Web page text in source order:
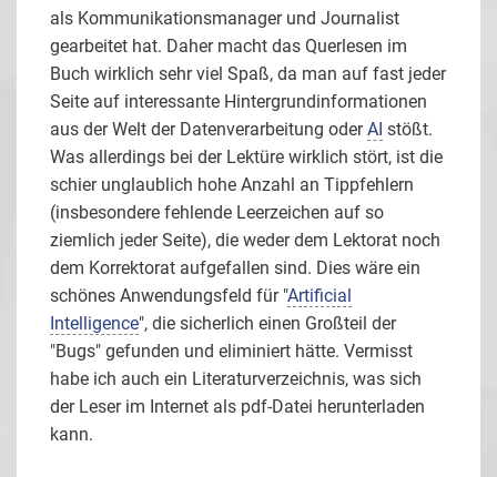
als Kommunikationsmanager und Journalist
gearbeitet hat. Daher macht das Querlesen im
Buch wirklich sehr viel Spaß, da man auf fast jeder
Seite auf interessante Hintergrundinformationen
aus der Welt der Datenverarbeitung oderAI stößt.
Was allerdings bei der Lektüre wirklich stört, ist die
schier unglaublich hohe Anzahl an Tippfehlern
(insbesondere fehlende Leerzeichen auf so
ziemlich jeder Seite), die weder dem Lektorat noch
dem Korrektorat aufgefallen sind. Dies wäre ein
schönes Anwendungsfeld für "Artificial
Intelligence", die sicherlich einen Großteil der
"Bugs" gefunden und eliminiert hätte. Vermisst
habe ich auch ein Literaturverzeichnis, was sich
der Leser im Internet als pdf-Datei herunterladen
kann.